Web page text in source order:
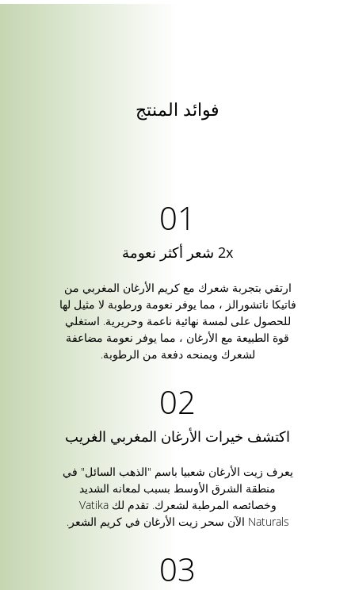
فوائد المنتج
2x شعر أكثر نعومة
ارتقي بتجربة شعرك مع كريم الأرغان المغربي من
فاتيكا ناتشورالز ، مما يوفر نعومة ورطوبة لا مثيل لها
للحصول على لمسة نهائية ناعمة وحريرية. استغلي
قوة الطبيعة مع الأرغان ، مما يوفر نعومة مضاعفة
لشعرك ويمنحه دفعة من الرطوبة.
اكتشف خيرات الأرغان المغربي الغريب
يعرف زيت الأرغان شعبيا باسم "الذهب السائل" في
منطقة الشرق الأوسط بسبب لمعانه الشديد
وخصائصه المرطبة لشعرك. تقدم لك Vatika
Naturals الآن سحر زيت الأرغان في كريم الشعر.